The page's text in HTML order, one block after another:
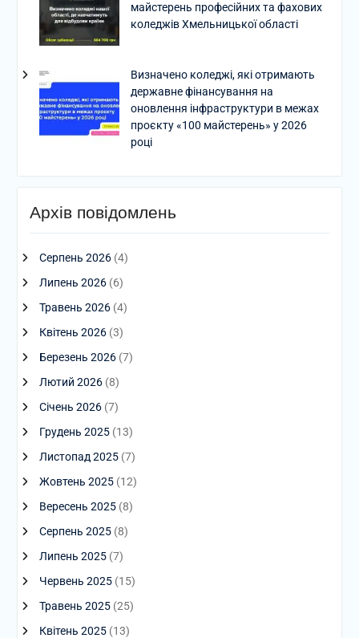
майстерень професійних та фахових
коледжів Хмельницької області
Визначено коледжі, які отримають
державне фінансування на
оновлення інфраструктури в межах
проєкту «100 майстерень» у 2026
році
Архів повідомлень
Серпень 2026(4)
Липень 2026(6)
Травень 2026(4)
Квітень 2026(3)
Березень 2026(7)
Лютий 2026(8)
Січень 2026(7)
Грудень 2025(13)
Листопад 2025(7)
Жовтень 2025(12)
Вересень 2025(8)
Серпень 2025(8)
Липень 2025(7)
Червень 2025(15)
Травень 2025(25)
Квітень 2025(13)